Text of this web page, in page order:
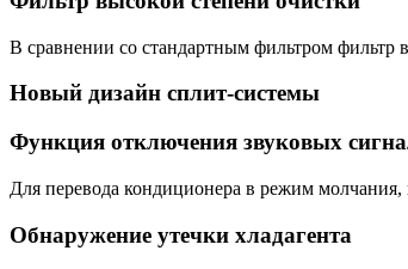
В сравнении со стандартным фильтром фильтр
Новый дизайн сплит-системы
Функция отключения звуковых
Для перевода кондиционера в режим молчания,
Обнаружение утечки хладагента